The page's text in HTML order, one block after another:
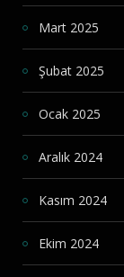
Mart 2025
Şubat 2025
Ocak 2025
Aralık 2024
Kasım 2024
Ekim 2024